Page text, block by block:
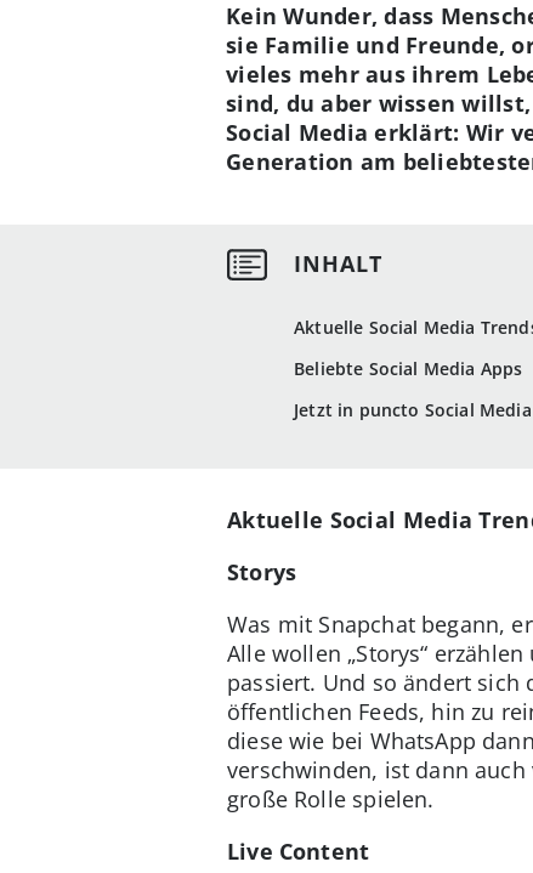
Aktuelle Social Media
Beliebte Social Media Apps
Jetzt in puncto Social
Kein Wunder, dass
sie Familie und Freunde,
vieles mehr aus ihrem
sind, du aber wissen
Social Media erklärt: Wir
Generation am
Aktuelle Social Media
Storys
Was mit Snapchat begann,
Alle wollen „Storys“
passiert. Und so ändert sich
öffentlichen Feeds, hin zu
diese wie bei WhatsApp
verschwinden, ist dann auch
große Rolle spielen.
Live Content